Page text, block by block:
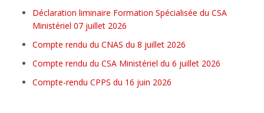
Déclaration liminaire Formation Spécialisée du CSA
Ministériel 07 juillet 2026
Compte rendu du CNAS du 8 juillet 2026
Compte rendu du CSA Ministériel du 6 juillet 2026
Compte-rendu CPPS du 16 juin 2026